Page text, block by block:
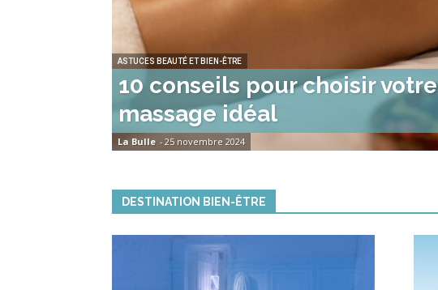
ASTUCES BEAUTÉ ET BIEN-ÊTRE
10 conseils pour choisir votre
massage idéal
La Bulle -25 novembre 2024
DESTINATION BIEN-ÊTRE